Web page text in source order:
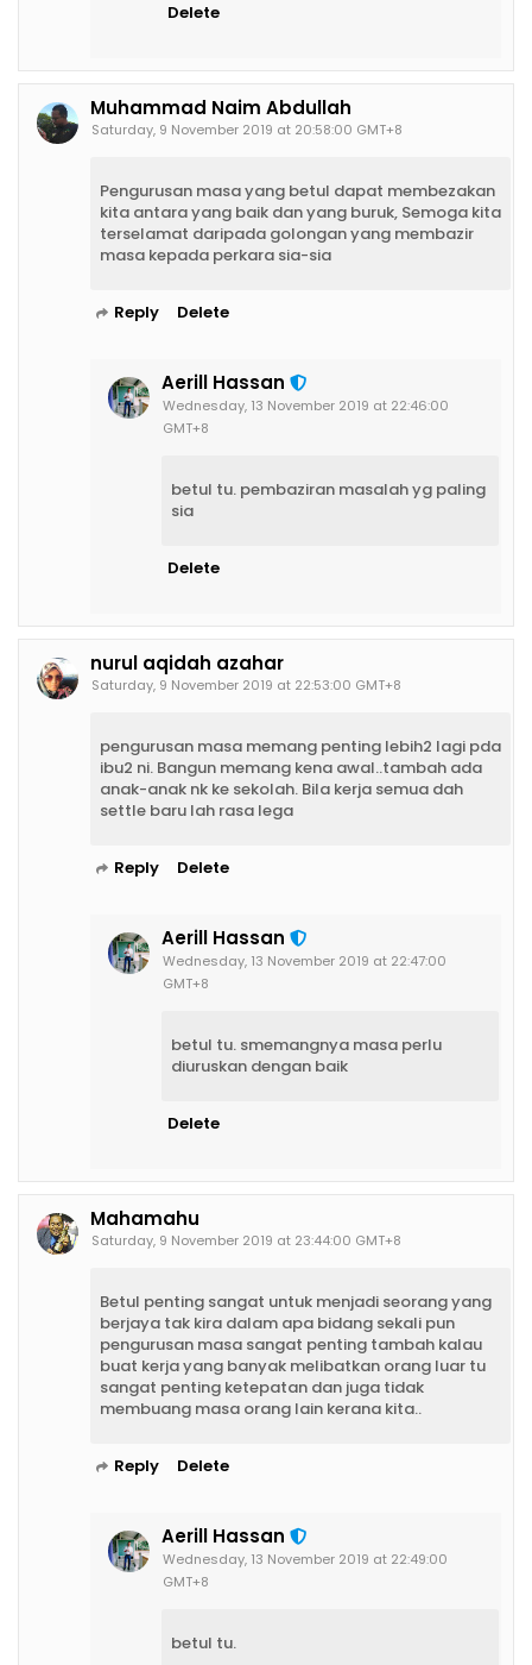
Delete
Muhammad Naim Abdullah
Saturday, 9 November 2019 at 20:58:00 GMT+8
Pengurusan masa yang betul dapat membezakan
kita antara yang baik dan yang buruk, Semoga kita
terselamat daripada golongan yang membazir
masa kepada perkara sia-sia
Reply Delete
Aerill Hassan
Wednesday, 13 November 2019 at 22:46:00
GMT+8
betul tu. pembaziran masalah yg paling
sia
Delete
nurul aqidah azahar
Saturday, 9 November 2019 at 22:53:00 GMT+8
pengurusan masa memang penting lebih2 lagi pda
ibu2 ni. Bangun memang kena awal..tambah ada
anak-anak nk ke sekolah. Bila kerja semua dah
settle baru lah rasa lega
Reply Delete
Aerill Hassan
Wednesday, 13 November 2019 at 22:47:00
GMT+8
betul tu. smemangnya masa perlu
diuruskan dengan baik
Delete
Mahamahu
Saturday, 9 November 2019 at 23:44:00 GMT+8
Betul penting sangat untuk menjadi seorang yang
berjaya tak kira dalam apa bidang sekali pun
pengurusan masa sangat penting tambah kalau
buat kerja yang banyak melibatkan orang luar tu
sangat penting ketepatan dan juga tidak
membuang masa orang lain kerana kita..
Reply Delete
Aerill Hassan
Wednesday, 13 November 2019 at 22:49:00
GMT+8
betul tu.